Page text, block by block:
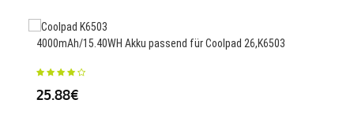
4000mAh/15.40WH Akku passend für Coolpad 26,K6503
25.88€